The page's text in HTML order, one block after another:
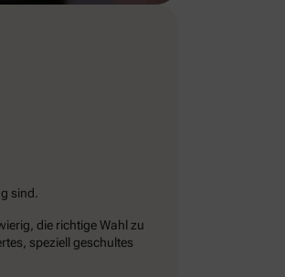
sind.
die richtige Wahl zu
speziell geschultes